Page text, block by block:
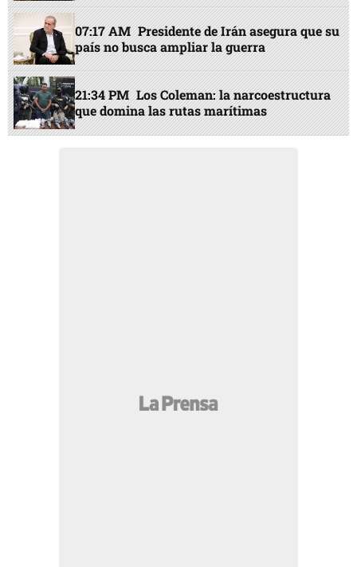
07:17 AM Presidente de Irán asegura que su
país no busca ampliar la guerra
21:34 PM Los Coleman: la narcoestructura
que domina las rutas marítimas